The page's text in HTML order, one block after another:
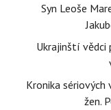
Syn Leoše
Ukrajinští vědci
Kronika
žen.